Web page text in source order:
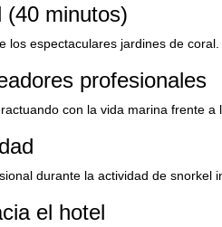
(40 minutos)
los espectaculares jardines de coral.
profesionales
con la vida marina frente a
durante la actividad de snorkel
el hotel